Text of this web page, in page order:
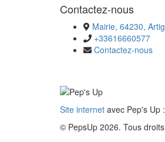
Contactez-nous
Mairie, 64230,
+33616660577
Contactez-nous
Site internet avec Pep's Up :
© PepsUp 2026. Tous